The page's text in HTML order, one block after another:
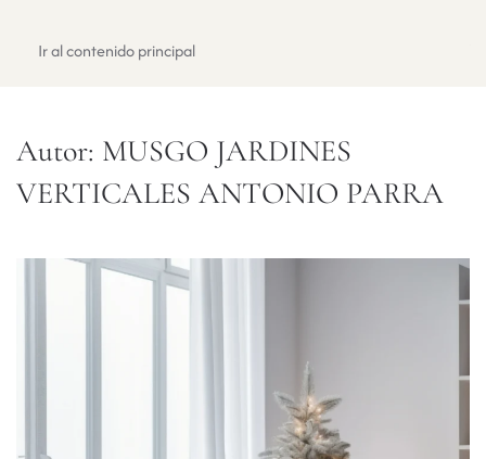
Ir al contenido principal
Autor: MUSGO JARDINES
VERTICALES ANTONIO PARRA